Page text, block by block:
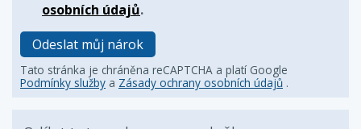
osobních údajů.
Odeslat můj nárok
Tato stránka je chráněna reCAPTCHA a platí Google
Podmínky služby a Zásady ochrany osobních údajů .